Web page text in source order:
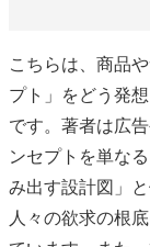
こちらは、商品
プト」をどう発
です。著者は広
ンセプトを単な
み出す設計図」
人々の欲求の根